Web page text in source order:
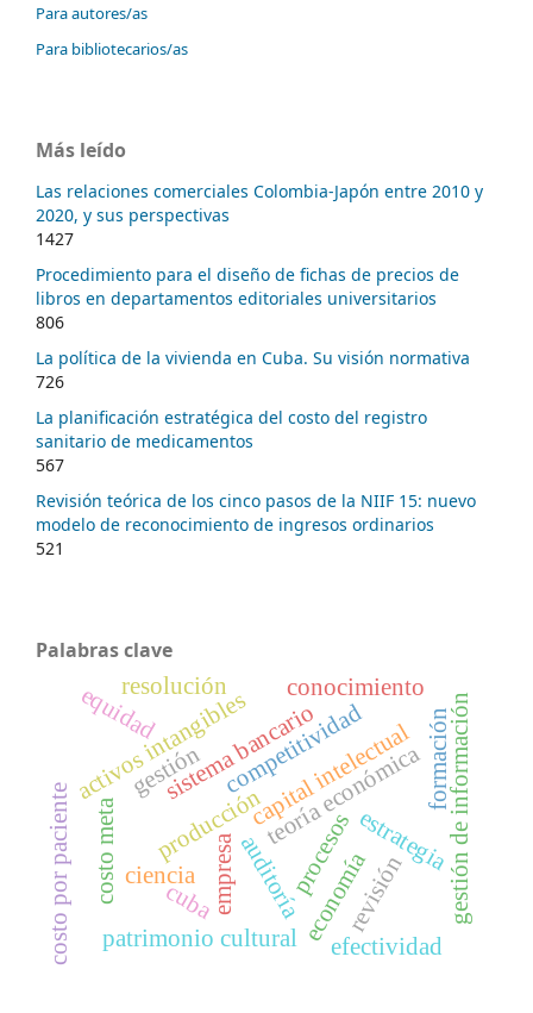
Para autores/as
Para bibliotecarios/as
Más leído
Las relaciones comerciales Colombia-Japón entre 2010 y
2020, y sus perspectivas
1427
Procedimiento para el diseño de fichas de precios de
libros en departamentos editoriales universitarios
806
La política de la vivienda en Cuba. Su visión normativa
726
La planificación estratégica del costo del registro
sanitario de medicamentos
567
Revisión teórica de los cinco pasos de la NIIF 15: nuevo
modelo de reconocimiento de ingresos ordinarios
521
Palabras clave
economía
producciónteoría económica
auditoría
empresa procesos
activos intangiblescapital intelectual
competitividad
patrimonio cultural
ciencia
costo meta estrategia
gestión
conocimiento
gestión de información
revisión
equidad formación
costo por paciente efectividad
cuba
resolución
sistema bancario